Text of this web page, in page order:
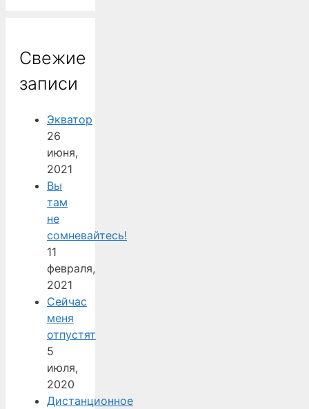
Свежие
записи
Экватор
26
июня,
2021
Вы
там
не
сомневайтесь!
11
февраля,
2021
Сейчас
меня
отпустят
5
июля,
2020
Дистанционное